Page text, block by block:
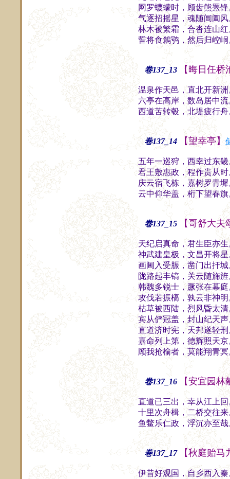
网罗蠛蠓时，顾齿熊罴
气逐招摇星，魂随阊阖
林木被繁霜，合沓连山
誓将食鶬鸮，然后归崆峒
卷137_13 【晦日任桥
温泉作天邑，直北开新
六亭在高岸，数岛居中
西道苦转毂，北堤疲行
卷137_14 【望幸亭】
五年一巡狩，西幸过东
君王敷惠政，程作贵从
庆云宿飞栋，嘉树罗青
云中仰华盖，桁下望春
卷137_15 【哥舒大夫
天纪启真命，君生臣亦
神武建皇极，文昌开将
画阃入受脤，凿门出扞
陇路起丰镐，关云随旆
韩魏多锐士，蹶张在幕
攻伐若振槁，孰云非神
枯草被西陆，烈风昏太
宾从俨冠盖，封山纪天
直道济时宪，天邦遂轻
嘉命列上第，德辉照天
顾我抢榆者，莫能翔青
卷137_16 【安宜园
直道已三出，幸从江上
十里次舟楫，二桥交往
鱼鳖乐仁政，浮沉亦至
卷137_17 【秋庭贻马
伊昔好观国，自乡西入